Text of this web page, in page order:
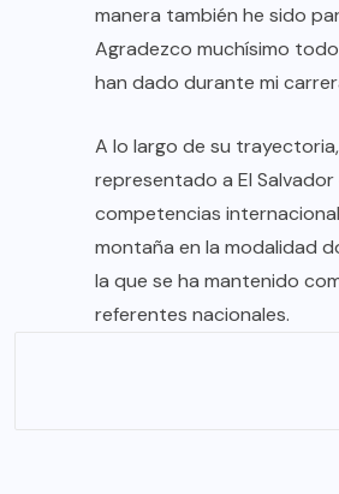
manera también he sido
Agradezco muchísimo
han dado durante mi
A lo largo de su
representado a El Salvador
competencias
montaña en la modalidad
la que se ha mantenido
referentes nacionales.